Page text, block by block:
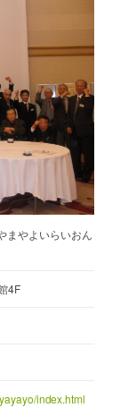
まやよいらいおん
4F
index.html